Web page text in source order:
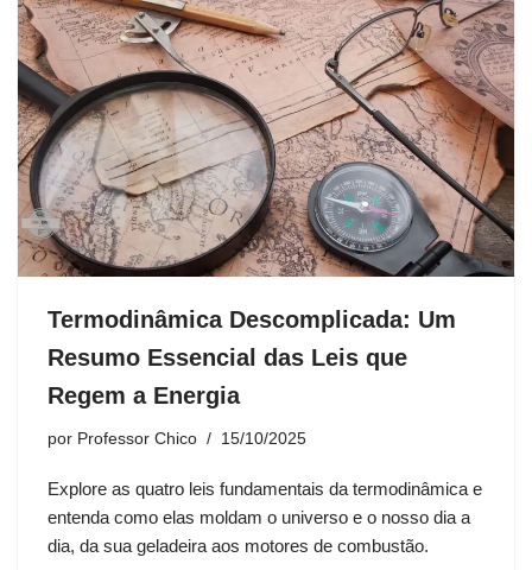
Termodinâmica Descomplicada: Um
Resumo Essencial das Leis que
Regem a Energia
por Professor Chico 15/10/2025
Explore as quatro leis fundamentais da termodinâmica e
entenda como elas moldam o universo e o nosso dia a
dia, da sua geladeira aos motores de combustão.